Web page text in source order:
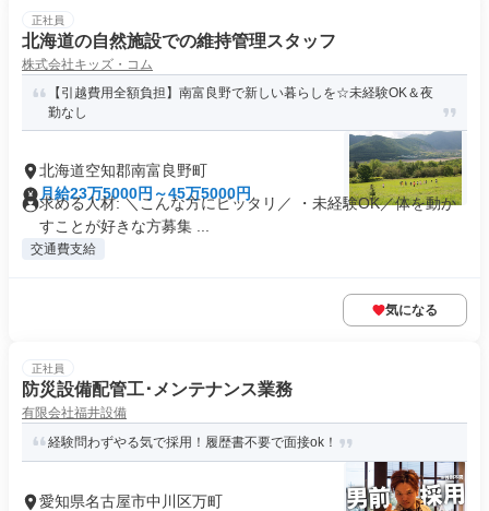
正社員
北海道の自然施設での維持管理スタッフ
株式会社キッズ・コム
【引越費用全額負担】南富良野で新しい暮らしを☆未経験OK＆夜
勤なし
北海道空知郡南富良野町
月給23万5000円～45万5000円
求める人材: ＼こんな方にピッタリ／ ・未経験OK／体を動か
すことが好きな方募集 ...
交通費支給
気になる
正社員
防災設備配管工･メンテナンス業務
有限会社福井設備
経験問わずやる気で採用！履歴書不要で面接ok！
愛知県名古屋市中川区万町